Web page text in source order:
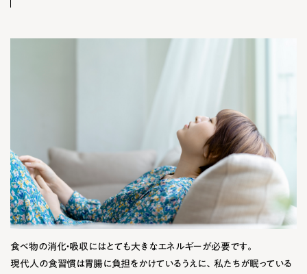
食べ物の消化・吸収にはとても大きなエネルギーが必要です。
現代人の食習慣は胃腸に負担をかけているうえに、私たちが眠っている